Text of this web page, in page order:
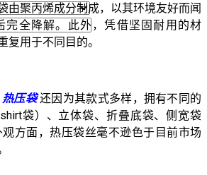
由聚丙烯成分制成，以其环境友好而闻
完全降解。此外，凭借坚固耐用的材
复用于不同目的。
热压袋还因为其款式多样，拥有不同的
袋）、立体袋、折叠底袋、侧宽袋
方面，热压袋丝毫不逊色于目前市场